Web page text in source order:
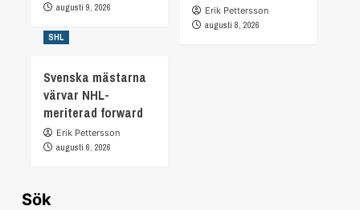
augusti 9, 2026
Erik Pettersson
augusti 8, 2026
SHL
Svenska mästarna
värvar NHL-
meriterad forward
Erik Pettersson
augusti 6, 2026
Sök